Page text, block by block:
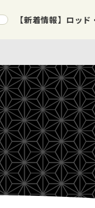
35点掲載いたしました!!